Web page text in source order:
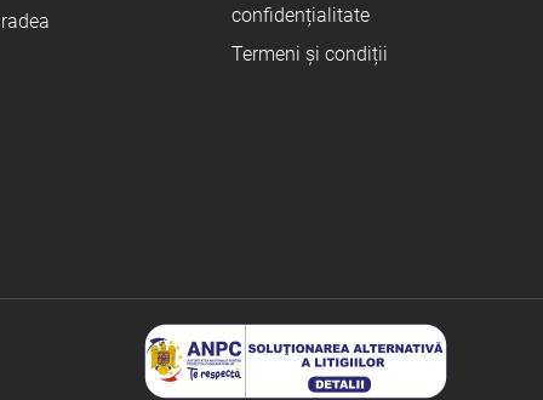
confidențialitate
Termeni și condiții